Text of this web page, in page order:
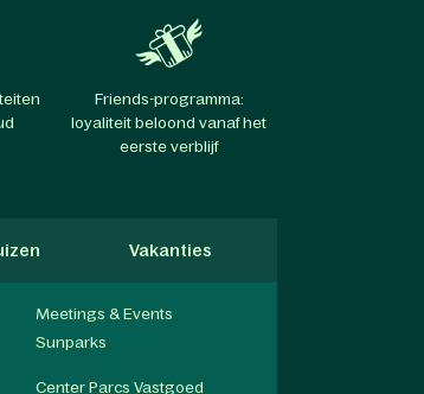
Friends-programma:
loyaliteit beloond vanaf het
eerste verblijf
Vakanties
Meetings & Events
Sunparks
Center Parcs Vastgoed